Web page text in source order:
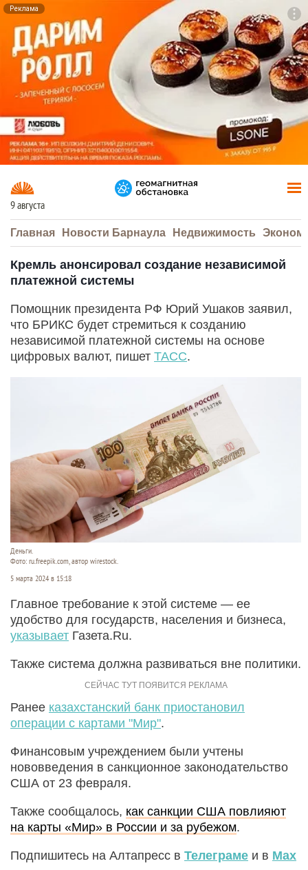
Реклама
9 августа
Главная Новости Барнаула Недвижимость
Кремль анонсировал создание независимой
платежной системы
Помощник президента РФ Юрий Ушаков заявил,
что БРИКС будет стремиться к созданию
независимой платежной системы на основе
цифровых валют, пишет ТАСС.
Деньги.
Фото: ru.freepik.com, автор wirestock.
5 марта 2024 в 15:18
Главное требование к этой системе — ее
удобство для государств, населения и бизнеса,
указывает Газета.Ru.
Также система должна развиваться вне политики.
Ранее казахстанский банк приостановил
операции с картами "Мир".
Финансовым учреждением были учтены
нововведения в санкционное законодательство
США от 23 февраля.
Также сообщалось, как санкции США повлияют
на карты «Мир» в России и за рубежом.
Подпишитесь на Алтапресс в Телеграме и в Max